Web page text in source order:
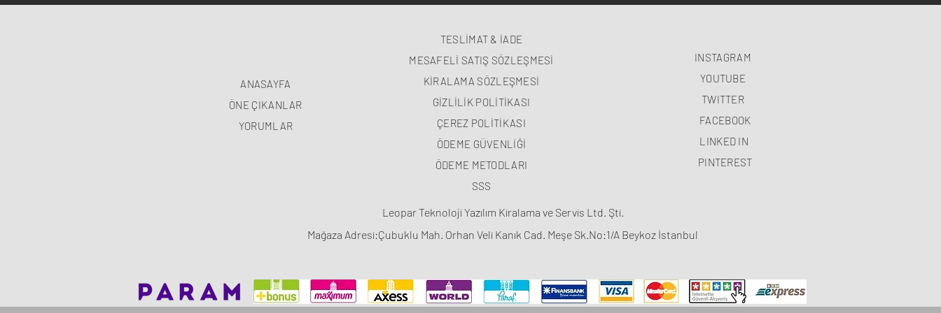
ANASAYFA
ÖNE ÇIKANLAR
YORUMLAR
TESLİMAT & İADE
MESAFELİ SATIŞ SÖZLEŞMESİ
KİRALAMA SÖZLEŞMESİ
GİZLİLİK POLİTİKASI
ÇEREZ POLİTİKASI
ÖDEME GÜVENLİĞİ
ÖDEME METODLARI
SSS
INSTAGRAM
YOUTUBE
TWITTER
FACEBOOK
LINKED IN
PINTEREST
Leopar Teknoloji Yazılım Kiralama ve Servis Ltd. Şti.
Mağaza Adresi:Çubuklu Mah. Orhan Veli Kanık Cad. Meşe Sk.No:1/A Beykoz İstanbul